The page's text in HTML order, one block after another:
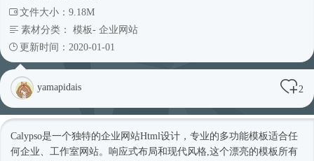
文件大小：9.18M
素材分类： 模板- 企业网站
更新时间：2020-01-01
yamapidais 2
Calypso是一个独特的企业网站Html设计，专业的多功能模板适合任
何企业、工作室网站。 响应式布局和现代风格,这个漂亮的模板所有